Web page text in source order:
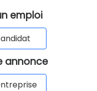
emploi
annonce